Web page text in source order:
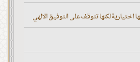
اختيارية لكنها تتوقف على التوفيق الالهي